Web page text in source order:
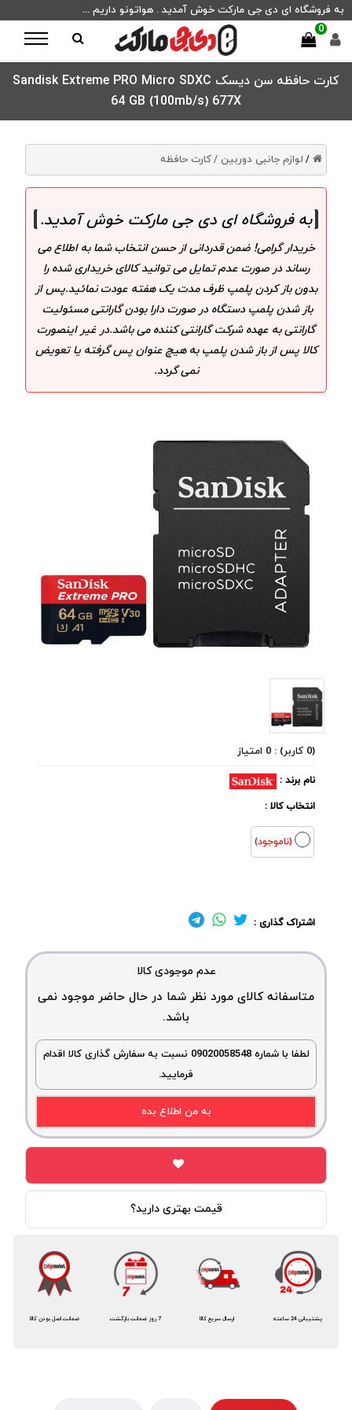
به فروشگاه ای دی جی مارکت خوش آمدید . هواتونو داریم ...
0
کارت حافظه سن دیسک Sandisk Extreme PRO Micro SDXC
64 GB (100mb/s) 677X
/ لوازم جانبی دوربین /کارت حافظه
به فروشگاه ای دی جی مارکت خوش آمدید.
خریدار گرامی! ضمن قدردانی از حسن انتخاب شما به اطلاع می
رساند در صورت عدم تمایل می توانید کالای خریداری شده را
بدون باز کردن پلمپ ظرف مدت یک هفته عودت نمائید.پس از
باز شدن پلمپ دستگاه در صورت دارا بودن گارانتی مسئولیت
گارانتی به عهده شرکت گارانتی کننده می باشد.در غیر اینصورت
کالا پس از باز شدن پلمپ به هیچ عنوان پس گرفته یا تعویض
نمی گردد.
(0 کاربر) : 0 امتیاز
نام برند :
انتخاب کالا :
(ناموجود)
اشتراک گذاری :
عدم موجودی کالا
متاسفانه کالای مورد نظر شما در حال حاضر موجود نمی
باشد.
لطفا با شماره 09020058548 نسبت به سفارش گذاری کالا اقدام
فرمایید.
به من اطلاع بده
قیمت بهتری دارید؟
ضمانت اصل بودن کالا 7 روز ضمانت بازگشت ارسال سریع کالا پشتیبانی 24 ساعته